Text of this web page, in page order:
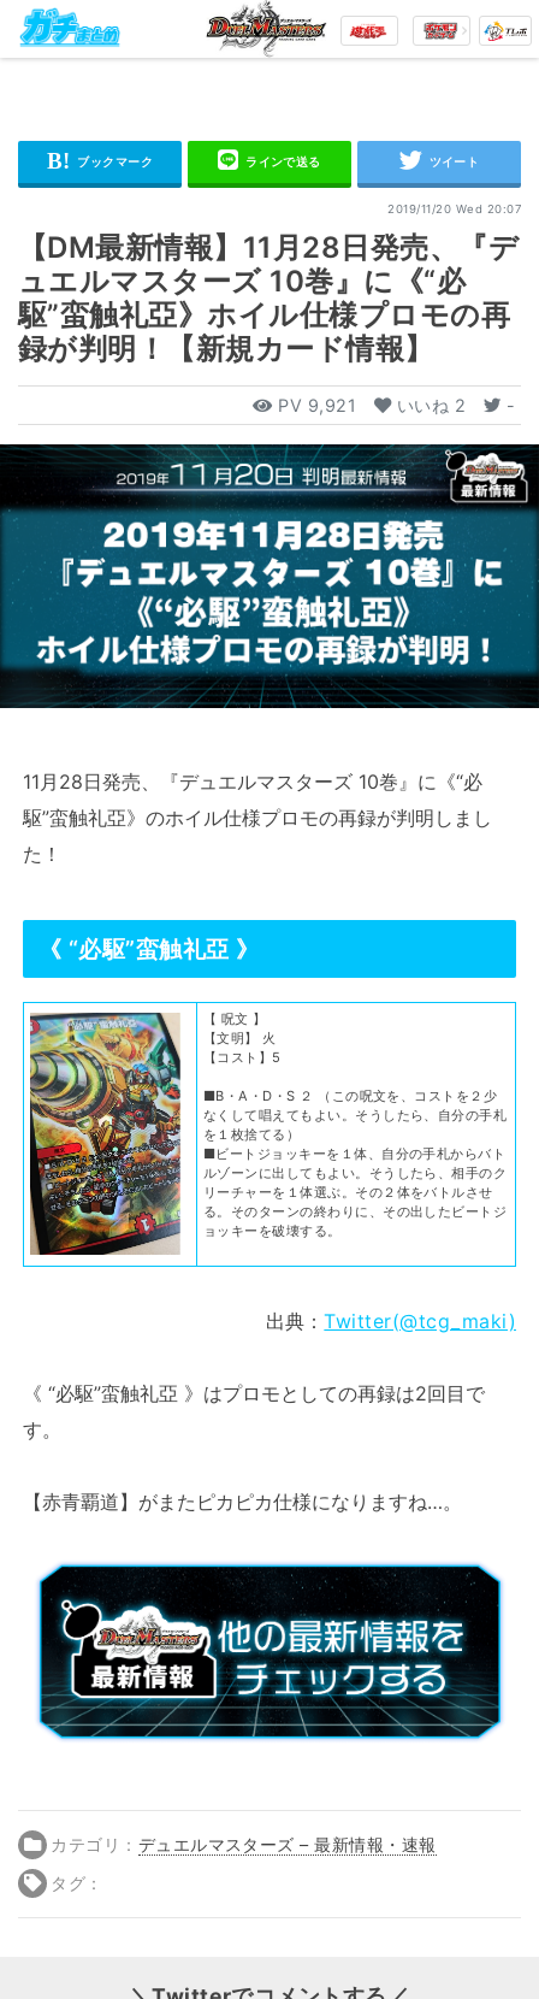
2019/11/20 Wed 20:07
【DM最新情報】11月28日発売、『デ
ュエルマスターズ 10巻』に《“必
駆”蛮触礼亞》ホイル仕様プロモの再
録が判明！【新規カード情報】
PV 9,921 いいね 2 -
11月28日発売、『デュエルマスターズ 10巻』に《“必
駆”蛮触礼亞》のホイル仕様プロモの再録が判明しまし
た！
《 “必駆”蛮触礼亞 》
【 呪文 】
【文明】 火
【コスト】5
■B・A・D・S ２ （この呪文を、コストを２少
なくして唱えてもよい。そうしたら、自分の手札
を１枚捨てる）
■ビートジョッキーを１体、自分の手札からバト
ルゾーンに出してもよい。そうしたら、相手のク
リーチャーを１体選ぶ。その２体をバトルさせ
る。そのターンの終わりに、その出したビートジ
ョッキーを破壊する。
出典：Twitter(@tcg_maki)
《 “必駆”蛮触礼亞 》はプロモとしての再録は2回目で
す。
【赤青覇道】がまたピカピカ仕様になりますね…。
カテゴリ： デュエルマスターズ – 最新情報・速報
タグ：